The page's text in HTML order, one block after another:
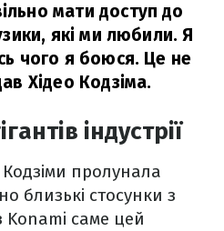
мати доступ до
які ми любили. Я
чого я боюся. Це не
Хідео Кодзіма.
індустрії
пролунала
близькі стосунки з
Konami саме цей